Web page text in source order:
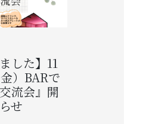
した】11
）BARで
流会』開
せ